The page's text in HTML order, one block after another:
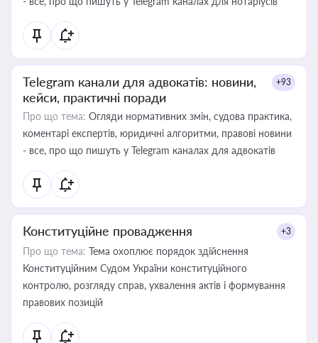
Telegram канали для адвокатів: новини,
кейси, практичні поради
+93
Про що тема: Огляди нормативних змін, судова практика,
коментарі експертів, юридичні алгоритми, правові новини
- все, про що пишуть у Telegram каналах для адвокатів
Конституційне провадження +3
Про що тема: Тема охоплює порядок здійснення
Конституційним Судом України конституційного
контролю, розгляду справ, ухвалення актів і формування
правових позицій